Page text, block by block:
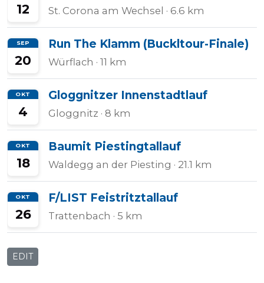
12 St. Corona am Wechsel · 6.6 km
SEP
20
Run The Klamm (Buckltour-Finale)
Würflach · 11 km
OKT
4
Gloggnitzer Innenstadtlauf
Gloggnitz · 8 km
OKT
18
Baumit Piestingtallauf
Waldegg an der Piesting · 21.1 km
OKT
26
F/LIST Feistritztallauf
Trattenbach · 5 km
EDIT